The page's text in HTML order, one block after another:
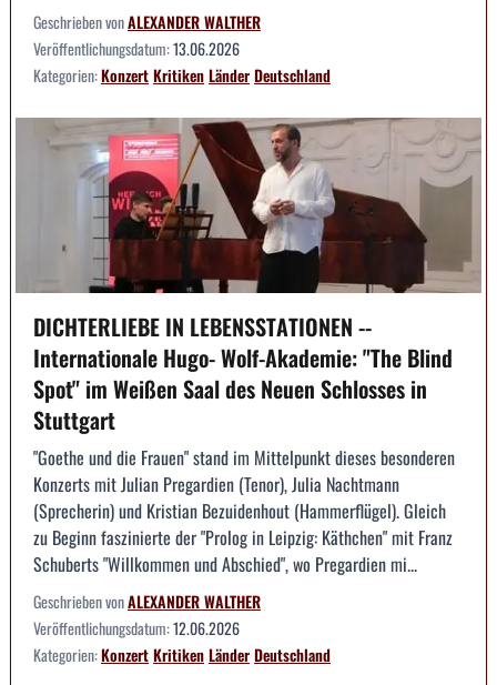
Geschrieben vonALEXANDER WALTHER
Veröffentlichungsdatum:13.06.2026
Kategorien:KonzertKritikenLänderDeutschland
DICHTERLIEBE IN LEBENSSTATIONEN --
Internationale Hugo- Wolf-Akademie: "The Blind
Spot" im Weißen Saal des Neuen Schlosses in
Stuttgart
"Goethe und die Frauen" stand im Mittelpunkt dieses besonderen
Konzerts mit Julian Pregardien (Tenor), Julia Nachtmann
(Sprecherin) und Kristian Bezuidenhout (Hammerflügel). Gleich
zu Beginn faszinierte der "Prolog in Leipzig: Käthchen" mit Franz
Schuberts "Willkommen und Abschied", wo Pregardien mi...
Geschrieben vonALEXANDER WALTHER
Veröffentlichungsdatum:12.06.2026
Kategorien:KonzertKritikenLänderDeutschland